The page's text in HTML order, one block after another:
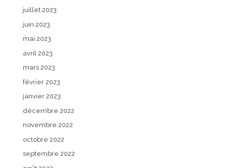
juillet 2023
juin 2023
mai 2023
avril 2023
mars 2023
février 2023
janvier 2023
décembre 2022
novembre 2022
octobre 2022
septembre 2022